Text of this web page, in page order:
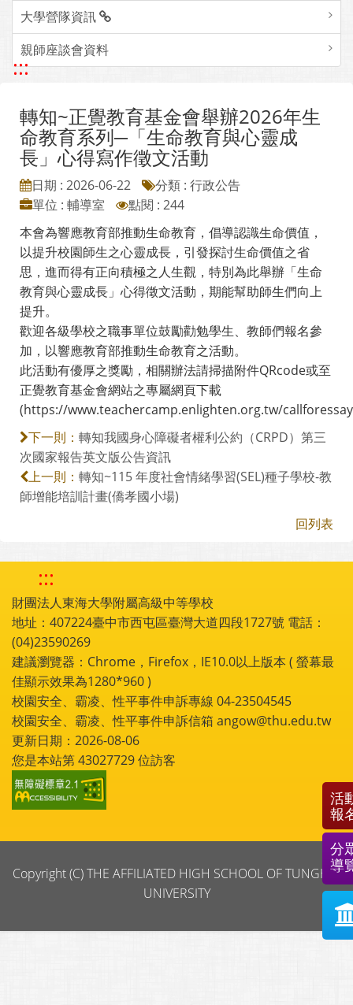
大學營隊資訊
親師座談會資料
:::
轉知~正覺教育基金會舉辦2026年生
命教育系列─「生命教育與心靈成
長」心得寫作徵文活動
日期 : 2026-06-22
分類 : 行政公告
單位 : 輔導室
點閱 : 244
本會為響應教育部推動生命教育，倡導認識生命價值，
以提升校園師生之心靈成長，引發探討生命價值之省
思，進而得有正向積極之人生觀，特別為此舉辦「生命
教育與心靈成長」心得徵文活動，期能幫助師生們向上
提升。
歡迎各級學校之職事單位鼓勵勸勉學生、教師們報名參
加，以響應教育部推動生命教育之活動。
此活動有優厚之獎勵，相關辦法請掃描附件QRcode或至
正覺教育基金會網站之專屬網頁下載
(https://www.teachercamp.enlighten.org.tw/
下一則： 轉知我國身心障礙者權利公約（CRPD）第三
次國家報告英文版公告資訊
上一則： 轉知~115 年度社會情緒學習(SEL)種子學校-教
師增能培訓計畫(僑孝國小場)
回列表
:::
財團法人東海大學附屬高級中等學校
地址：407224臺中市西屯區臺灣大道四段1727號 電話：
(04)23590269
建議瀏覽器：Chrome，Firefox，IE10.0以上版本 ( 螢幕最
佳顯示效果為1280*960 )
校園安全、霸凌、性平事件申訴專線 04-23504545
校園安全、霸凌、性平事件申訴信箱 angow@thu.edu.tw
更新日期：2026-08-06
您是本站第43027729位訪客
Copyright (C) THE AFFILIATED HIGH SCHOOL OF TUNGHAI
UNIVERSITY
活
報
分
導